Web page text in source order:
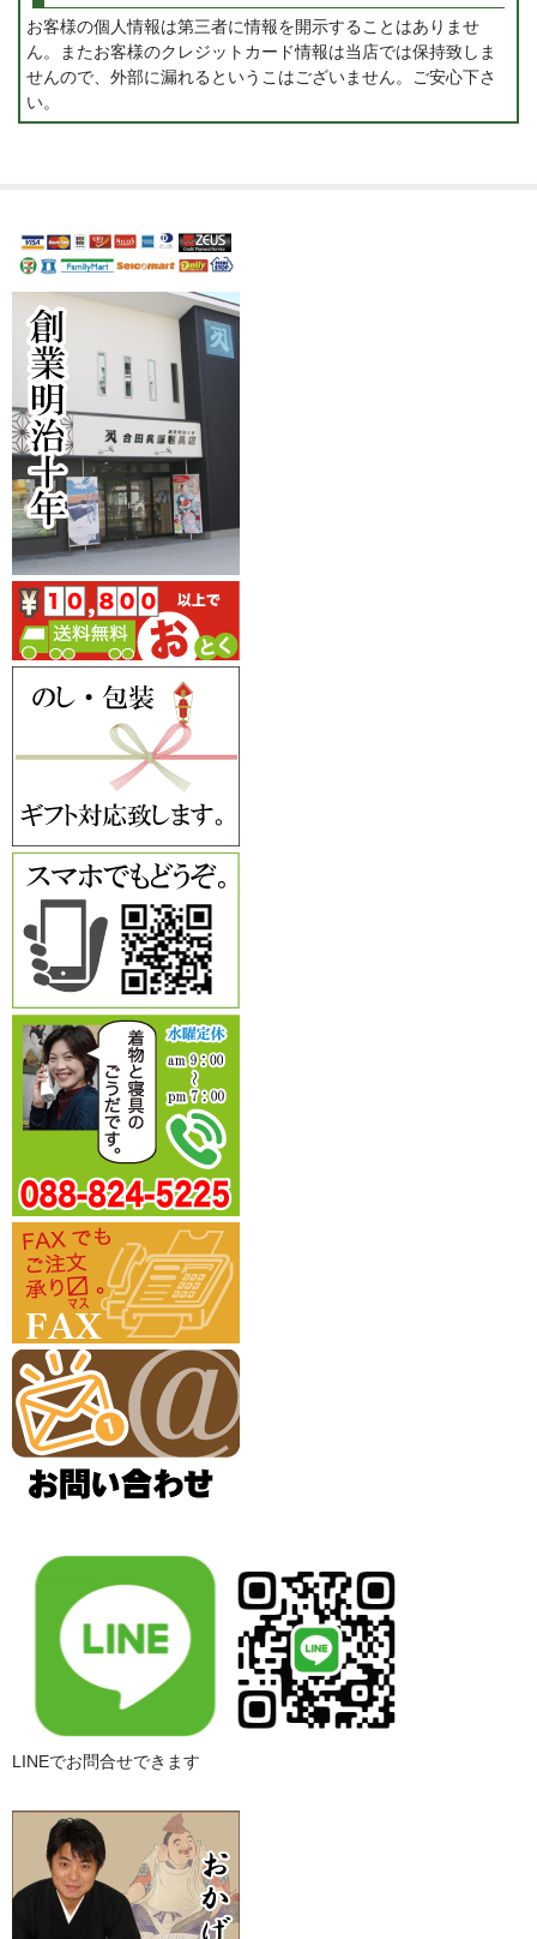
お客様の個人情報は第三者に情報を開示することはありませ
ん。またお客様のクレジットカード情報は当店では保持致しま
せんので、外部に漏れるというこはございません。ご安心下さ
い。
LINEでお問合せできます